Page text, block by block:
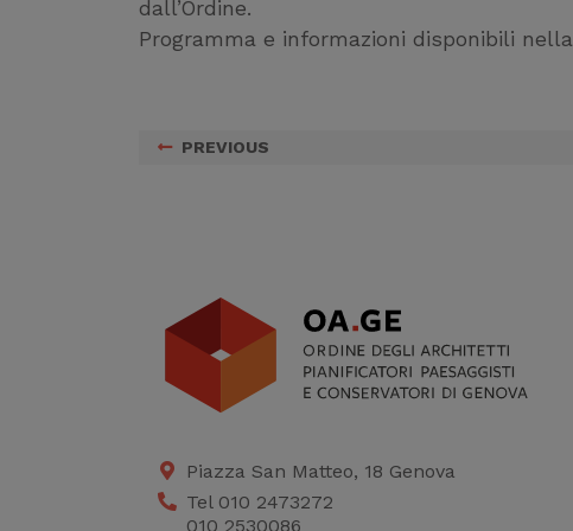
dall’Ordine.
Programma e informazioni disponibili nella
PREVIOUS
Piazza San Matteo, 18 Genova
Tel 010 2473272
010 2530086